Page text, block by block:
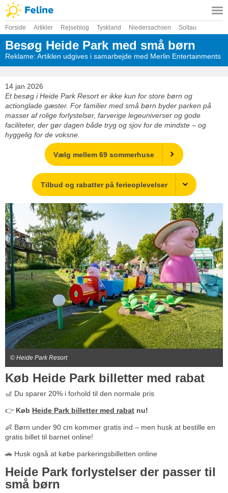
Forside Artikler Rejseblog Tyskland Niedersachsen Soltau
Besøg Heide Park med små børn
Reklame: Artiklen udgives i samarbejde med Merlin Entertainments
14 jan 2026
Et besøg i Heide Park Resort er ikke kun for store børn og
actionglade gæster. For familier med små børn byder parken på
masser af rolige forlystelser, farverige legeuniverser og gode
faciliteter, der gør dagen både tryg og sjov for de mindste – og
hyggelig for de voksne.
Vælg mellem 69 sommerhuse
Tilbud og rabatter på ferieoplevelser
© Heide Park Resort
Køb Heide Park billetter med rabat
🎢 Du sparer 20% i forhold til den normale pris
👉 Køb Heide Park billetter med rabat nu!
👶 Børn under 90 cm kommer gratis ind – men husk at bestille en
gratis billet til barnet online!
🚗 Husk også at købe parkeringsbilletten online
Heide Park forlystelser der passer til
små børn